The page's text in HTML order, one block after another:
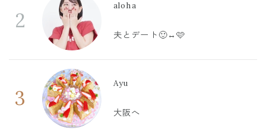
2
aloha
夫とデート🙂‍↔️🩷
3
Ayu
大阪へ